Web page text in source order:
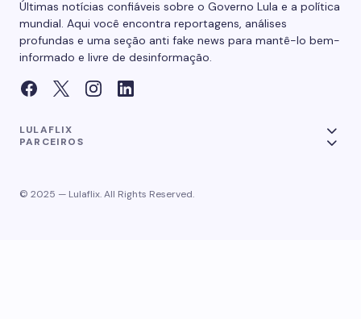
Últimas notícias confiáveis sobre o Governo Lula e a política
mundial. Aqui você encontra reportagens, análises
profundas e uma seção anti fake news para mantê-lo bem-
informado e livre de desinformação.
LULAFLIX
PARCEIROS
© 2025 — Lulaflix. All Rights Reserved.